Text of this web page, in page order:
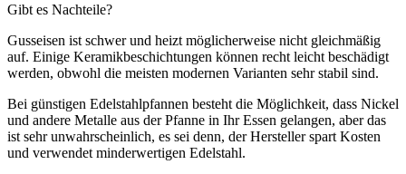
Gibt es Nachteile?
Gusseisen ist schwer und heizt möglicherweise nicht gleichmäßig
auf. Einige Keramikbeschichtungen können recht leicht beschädigt
werden, obwohl die meisten modernen Varianten sehr stabil sind.
Bei günstigen Edelstahlpfannen besteht die Möglichkeit, dass Nickel
und andere Metalle aus der Pfanne in Ihr Essen gelangen, aber das
ist sehr unwahrscheinlich, es sei denn, der Hersteller spart Kosten
und verwendet minderwertigen Edelstahl.